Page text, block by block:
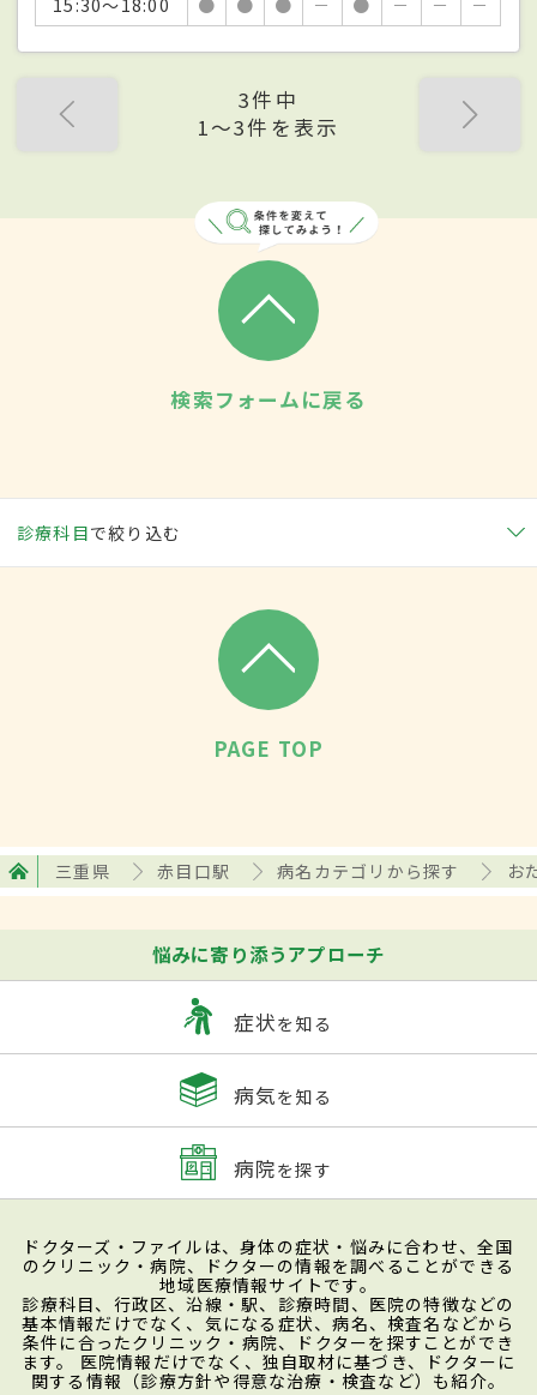
3件中
1〜3件を表示
検索フォームに戻る
診療科目で絞り込む
PAGE TOP
三重県 赤目口駅 病名カテゴリから探す お
悩みに寄り添うアプローチ
症状を知る
病気を知る
病院を探す
ドクターズ・ファイルは、身体の症状・悩みに合わせ、全国
のクリニック・病院、ドクターの情報を調べることができる
地域医療情報サイトです。
診療科目、行政区、沿線・駅、診療時間、医院の特徴などの
基本情報だけでなく、気になる症状、病名、検査名などから
条件に合ったクリニック・病院、ドクターを探すことができ
ます。 医院情報だけでなく、独自取材に基づき、ドクターに
関する情報（診療方針や得意な治療・検査など）も紹介。